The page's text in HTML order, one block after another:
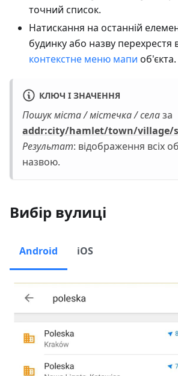
точний список.
Натискання на останній
будинку або назву перехрестя
контекстне меню мапи об'єкта.
КЛЮЧ І ЗНАЧЕННЯ
Пошук міста / містечка / селаза
addr:city/hamlet/town/village/
Результат: відображення всіх
назвою.
Вибір вулиці
Android iOS